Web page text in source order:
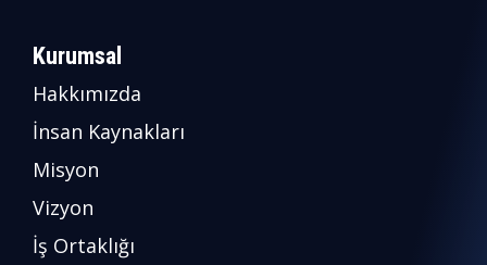
Kurumsal
Hakkımızda
İnsan Kaynakları
Misyon
Vizyon
İş Ortaklığı